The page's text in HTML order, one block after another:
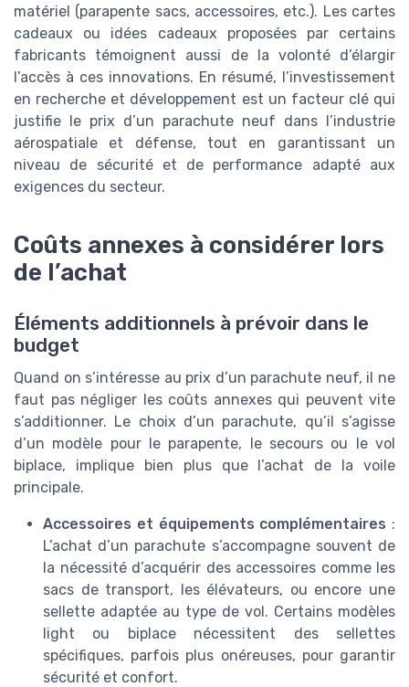
matériel (parapente sacs, accessoires, etc.). Les cartes
cadeaux ou idées cadeaux proposées par certains
fabricants témoignent aussi de la volonté d’élargir
l’accès à ces innovations. En résumé, l’investissement
en recherche et développement est un facteur clé qui
justifie le prix d’un parachute neuf dans l’industrie
aérospatiale et défense, tout en garantissant un
niveau de sécurité et de performance adapté aux
exigences du secteur.
Coûts annexes à considérer lors
de l’achat
Éléments additionnels à prévoir dans le
budget
Quand on s’intéresse au prix d’un parachute neuf, il ne
faut pas négliger les coûts annexes qui peuvent vite
s’additionner. Le choix d’un parachute, qu’il s’agisse
d’un modèle pour le parapente, le secours ou le vol
biplace, implique bien plus que l’achat de la voile
principale.
Accessoires et équipements complémentaires :
L’achat d’un parachute s’accompagne souvent de
la nécessité d’acquérir des accessoires comme les
sacs de transport, les élévateurs, ou encore une
sellette adaptée au type de vol. Certains modèles
light ou biplace nécessitent des sellettes
spécifiques, parfois plus onéreuses, pour garantir
sécurité et confort.